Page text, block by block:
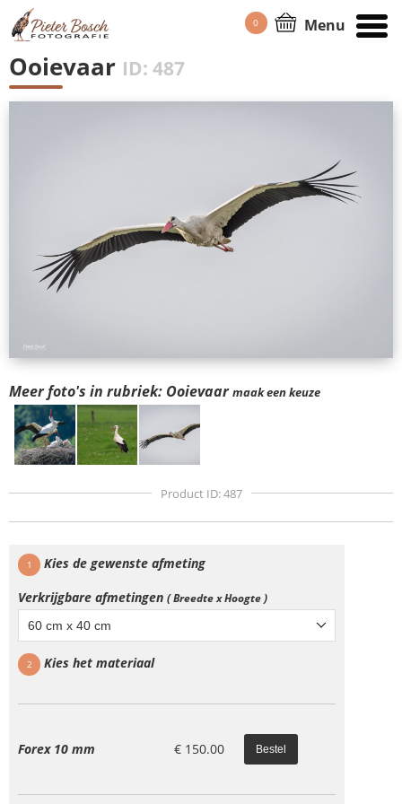
0 Menu
HOME/PORTFOLIO
Ooievaar ID: 487
Meer foto's in rubriek: Ooievaarmaak een keuze
Product ID: 487
1
Kies de gewenste afmeting
Verkrijgbare afmetingen ( Breedte x Hoogte )
60 cm x 40 cm
2 Kies het materiaal
Forex 10 mm € 150.00